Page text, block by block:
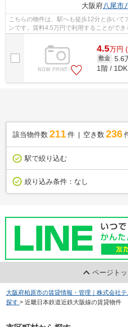
大阪府八尾市
こちらの物件は、駅へも徒歩12分と歩いて
ンです。賃料4.5万円で利用することがで
4.5万円
敷金 5.6
1階 /
該当物件数 211件 空き数 236
駅で絞り込む
絞り込み条件： なし
ページト
大阪府柏原市の賃貸情報・管理｜株式会社
探す > 近畿日本鉄道近鉄大阪線の賃貸物件